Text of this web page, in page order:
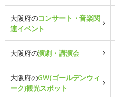
大阪府のコンサート・音楽関
連イベント
大阪府の演劇・講演会
大阪府のGW(ゴールデンウィ
ーク)観光スポット